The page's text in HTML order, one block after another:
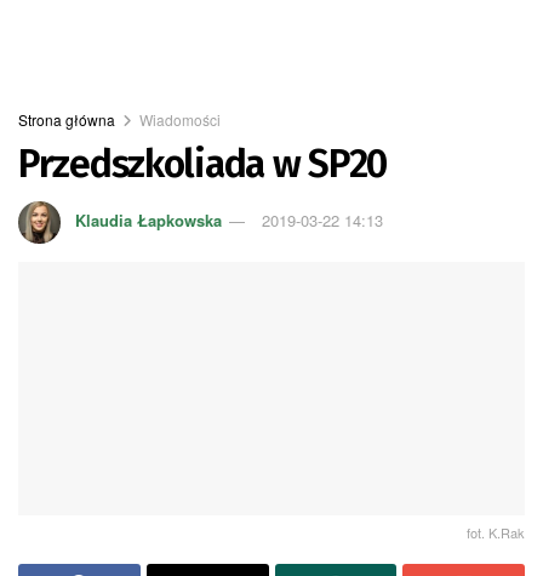
Strona główna Wiadomości
Przedszkoliada w SP20
Klaudia Łapkowska 2019-03-22 14:13
fot. K.Rak